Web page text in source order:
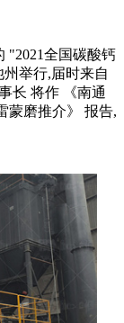
"2021全国碳酸钙
举行,届时来自
长 将作 《南通
蒙磨推介》 报告,